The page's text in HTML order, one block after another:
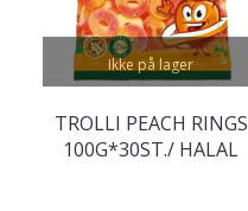
Ikke på lager
TROLLI PEACH RINGS
100G*30ST./ HALAL